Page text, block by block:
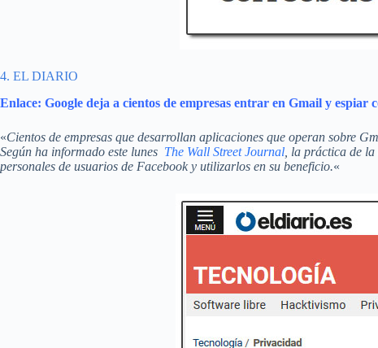
4. EL DIARIO
Enlace: Google deja a cientos de empresas entrar en Gmail y espiar
«Cientos de empresas que desarrollan aplicaciones que operan sobre
Según ha informado este lunes The Wall Street Journal , la práctica de
personales de usuarios de Facebook y utilizarlos en su beneficio.«